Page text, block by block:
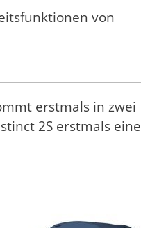
von
erstmals in zwei
2S erstmals eine